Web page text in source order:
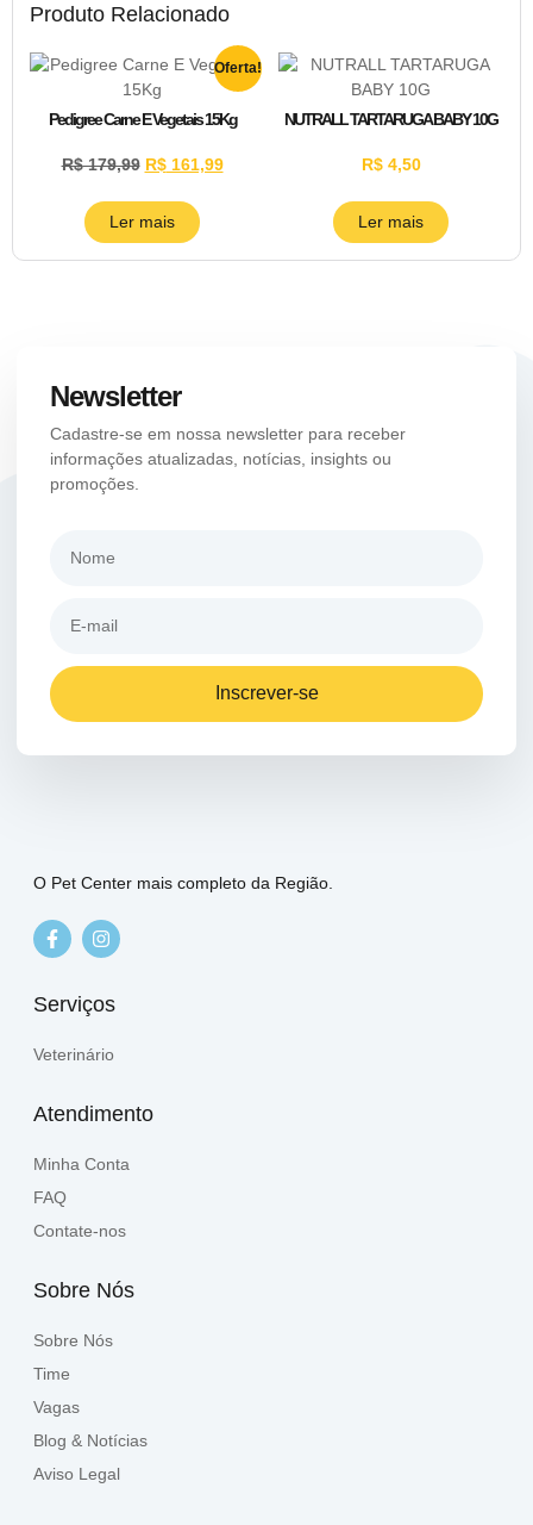
Produto Relacionado
Oferta!
Pedigree Carne E Vegetais 15Kg
R$179,99 R$161,99
Ler mais
NUTRALL TARTARUGA BABY 10G
R$4,50
Ler mais
Newsletter
Cadastre-se em nossa newsletter para receber
informações atualizadas, notícias, insights ou
promoções.
Inscrever-se
O Pet Center mais completo da Região.
Serviços
Veterinário
Atendimento
Minha Conta
FAQ
Contate-nos
Sobre Nós
Sobre Nós
Time
Vagas
Blog & Notícias
Aviso Legal